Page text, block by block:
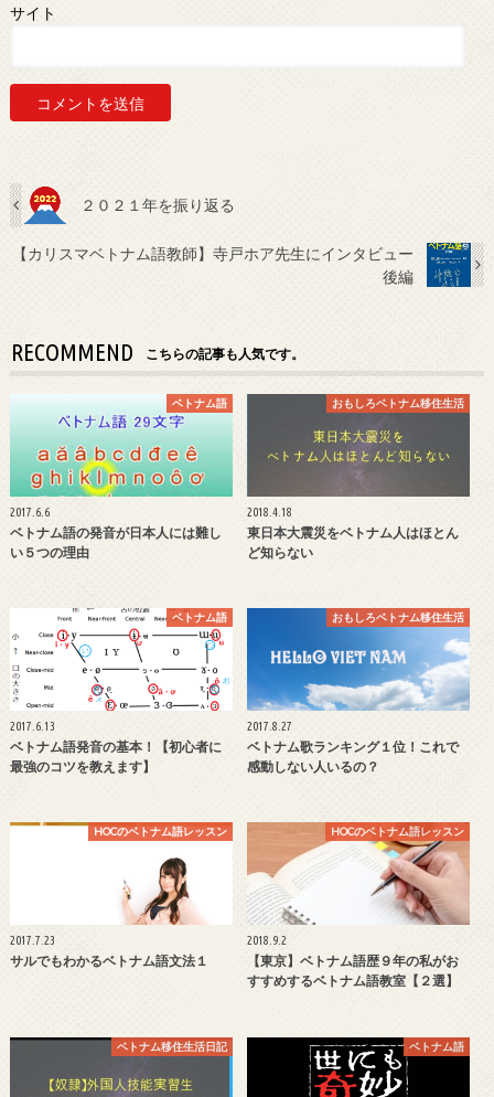
サイト
２０２１年を振り返る
【カリスマベトナム語教師】寺戸ホア先生にインタビュー
後編
RECOMMEND こちらの記事も人気です。
ベトナム語
2017.6.6
ベトナム語の発音が日本人には難し
い５つの理由
おもしろベトナム移住生活
2018.4.18
東日本大震災をベトナム人はほとん
ど知らない
ベトナム語
2017.6.13
ベトナム語発音の基本！【初心者に
最強のコツを教えます】
おもしろベトナム移住生活
2017.8.27
ベトナム歌ランキング１位！これで
感動しない人いるの？
HOCのベトナム語レッスン
2017.7.23
サルでもわかるベトナム語文法１
HOCのベトナム語レッスン
2018.9.2
【東京】ベトナム語歴９年の私がお
すすめするベトナム語教室【２選】
ベトナム移住生活日記 ベトナム語